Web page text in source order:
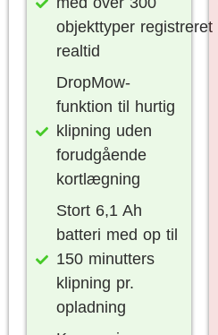
objekttyper registreret
realtid
DropMow-
funktion til hurtig
klipning uden
forudgående
kortlægning
Stort 6,1 Ah
batteri med op til
150 minutters
klipning pr.
opladning